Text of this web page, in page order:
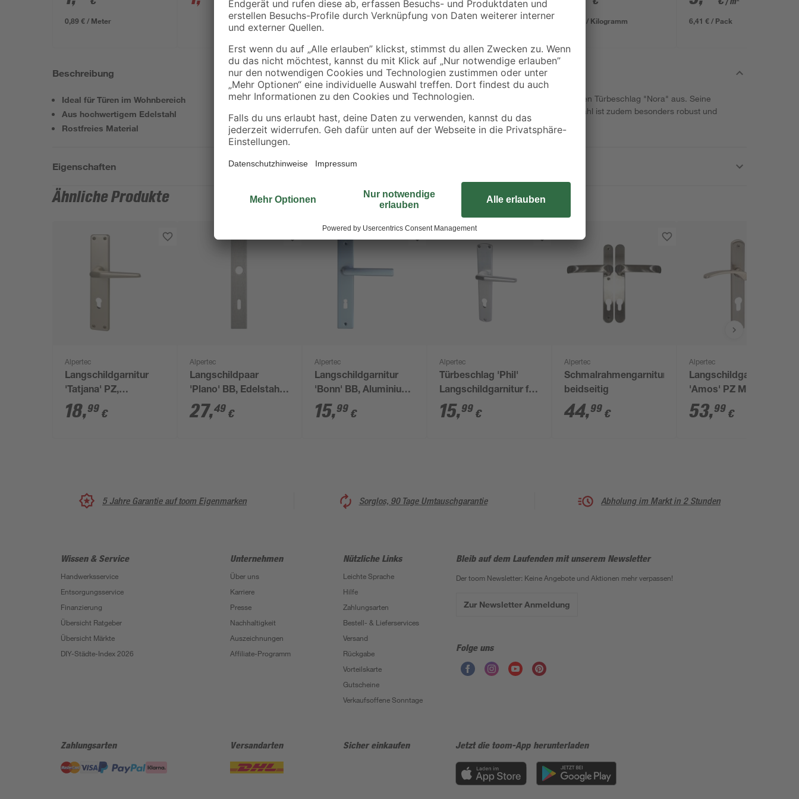
0,89 € / Meter 0,13 € / Kilogramm
634 x 12 mm
6,41 € / Pack
Beschreibung
Ideal für Türen im Wohnbereich
Aus hochwertigem Edelstahl
Rostfreies Material
Statten Sie Ihre Wohnraumtüren mit dem robusten Türbeschlag "Nora" aus. Seine
gebürstete Oberfläche wirkt modern, der Edelstahl ist zudem besonders robust und
rostfrei.
Eigenschaften
Ähnliche Produkte
Alpertec
Langschildgarnitur
'Tatjana' PZ,
Aluminium F2 eloxiert
18,99 €
Alpertec
Langschildpaar
'Plano' BB, Edelstahl
satiniert/lackiert,
eckig
27,49 €
Alpertec
Langschildgarnitur
'Bonn' BB, Aluminium
F1 eloxiert
15,99 €
Alpertec
Türbeschlag 'Phil'
Langschildgarnitur für
Türen mit
Profilzylinderlochung
15,99 €
Alpertec
Schmalrahmengarnitur
beidseitig
44,99 €
Alpertec
Langschildgarnitur
'Amos' PZ Messing
edelstahlfarben
satiniert links
53,99 €
5 Jahre Garantie auf toom Eigenmarken Sorglos, 90 Tage Umtauschgarantie Abholung im Markt in 2 Stunden
Wissen & Service
Handwerksservice
Entsorgungsservice
Finanzierung
Übersicht Ratgeber
Übersicht Märkte
DIY-Städte-Index 2026
Unternehmen
Über uns
Karriere
Presse
Nachhaltigkeit
Auszeichnungen
Affiliate-Programm
Nützliche Links
Leichte Sprache
Hilfe
Zahlungsarten
Bestell- & Lieferservices
Versand
Rückgabe
Vorteilskarte
Gutscheine
Verkaufsoffene Sonntage
Bleib auf dem Laufenden mit unserem Newsletter
Der toom Newsletter: Keine Angebote und Aktionen mehr verpassen!
Zur Newsletter Anmeldung
Folge uns
Zahlungsarten Versandarten Sicher einkaufen Jetzt die toom-App herunterladen